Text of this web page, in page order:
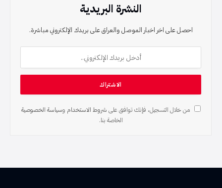
النشرة البريدية
احصل على اخر اخبار الموصل والعراق على بريدك الإلكتروني مباشرة.
من خلال التسجيل، فإنك توافق على شروط الاستخدام وسياسة الخصوصية
الخاصة بنا.